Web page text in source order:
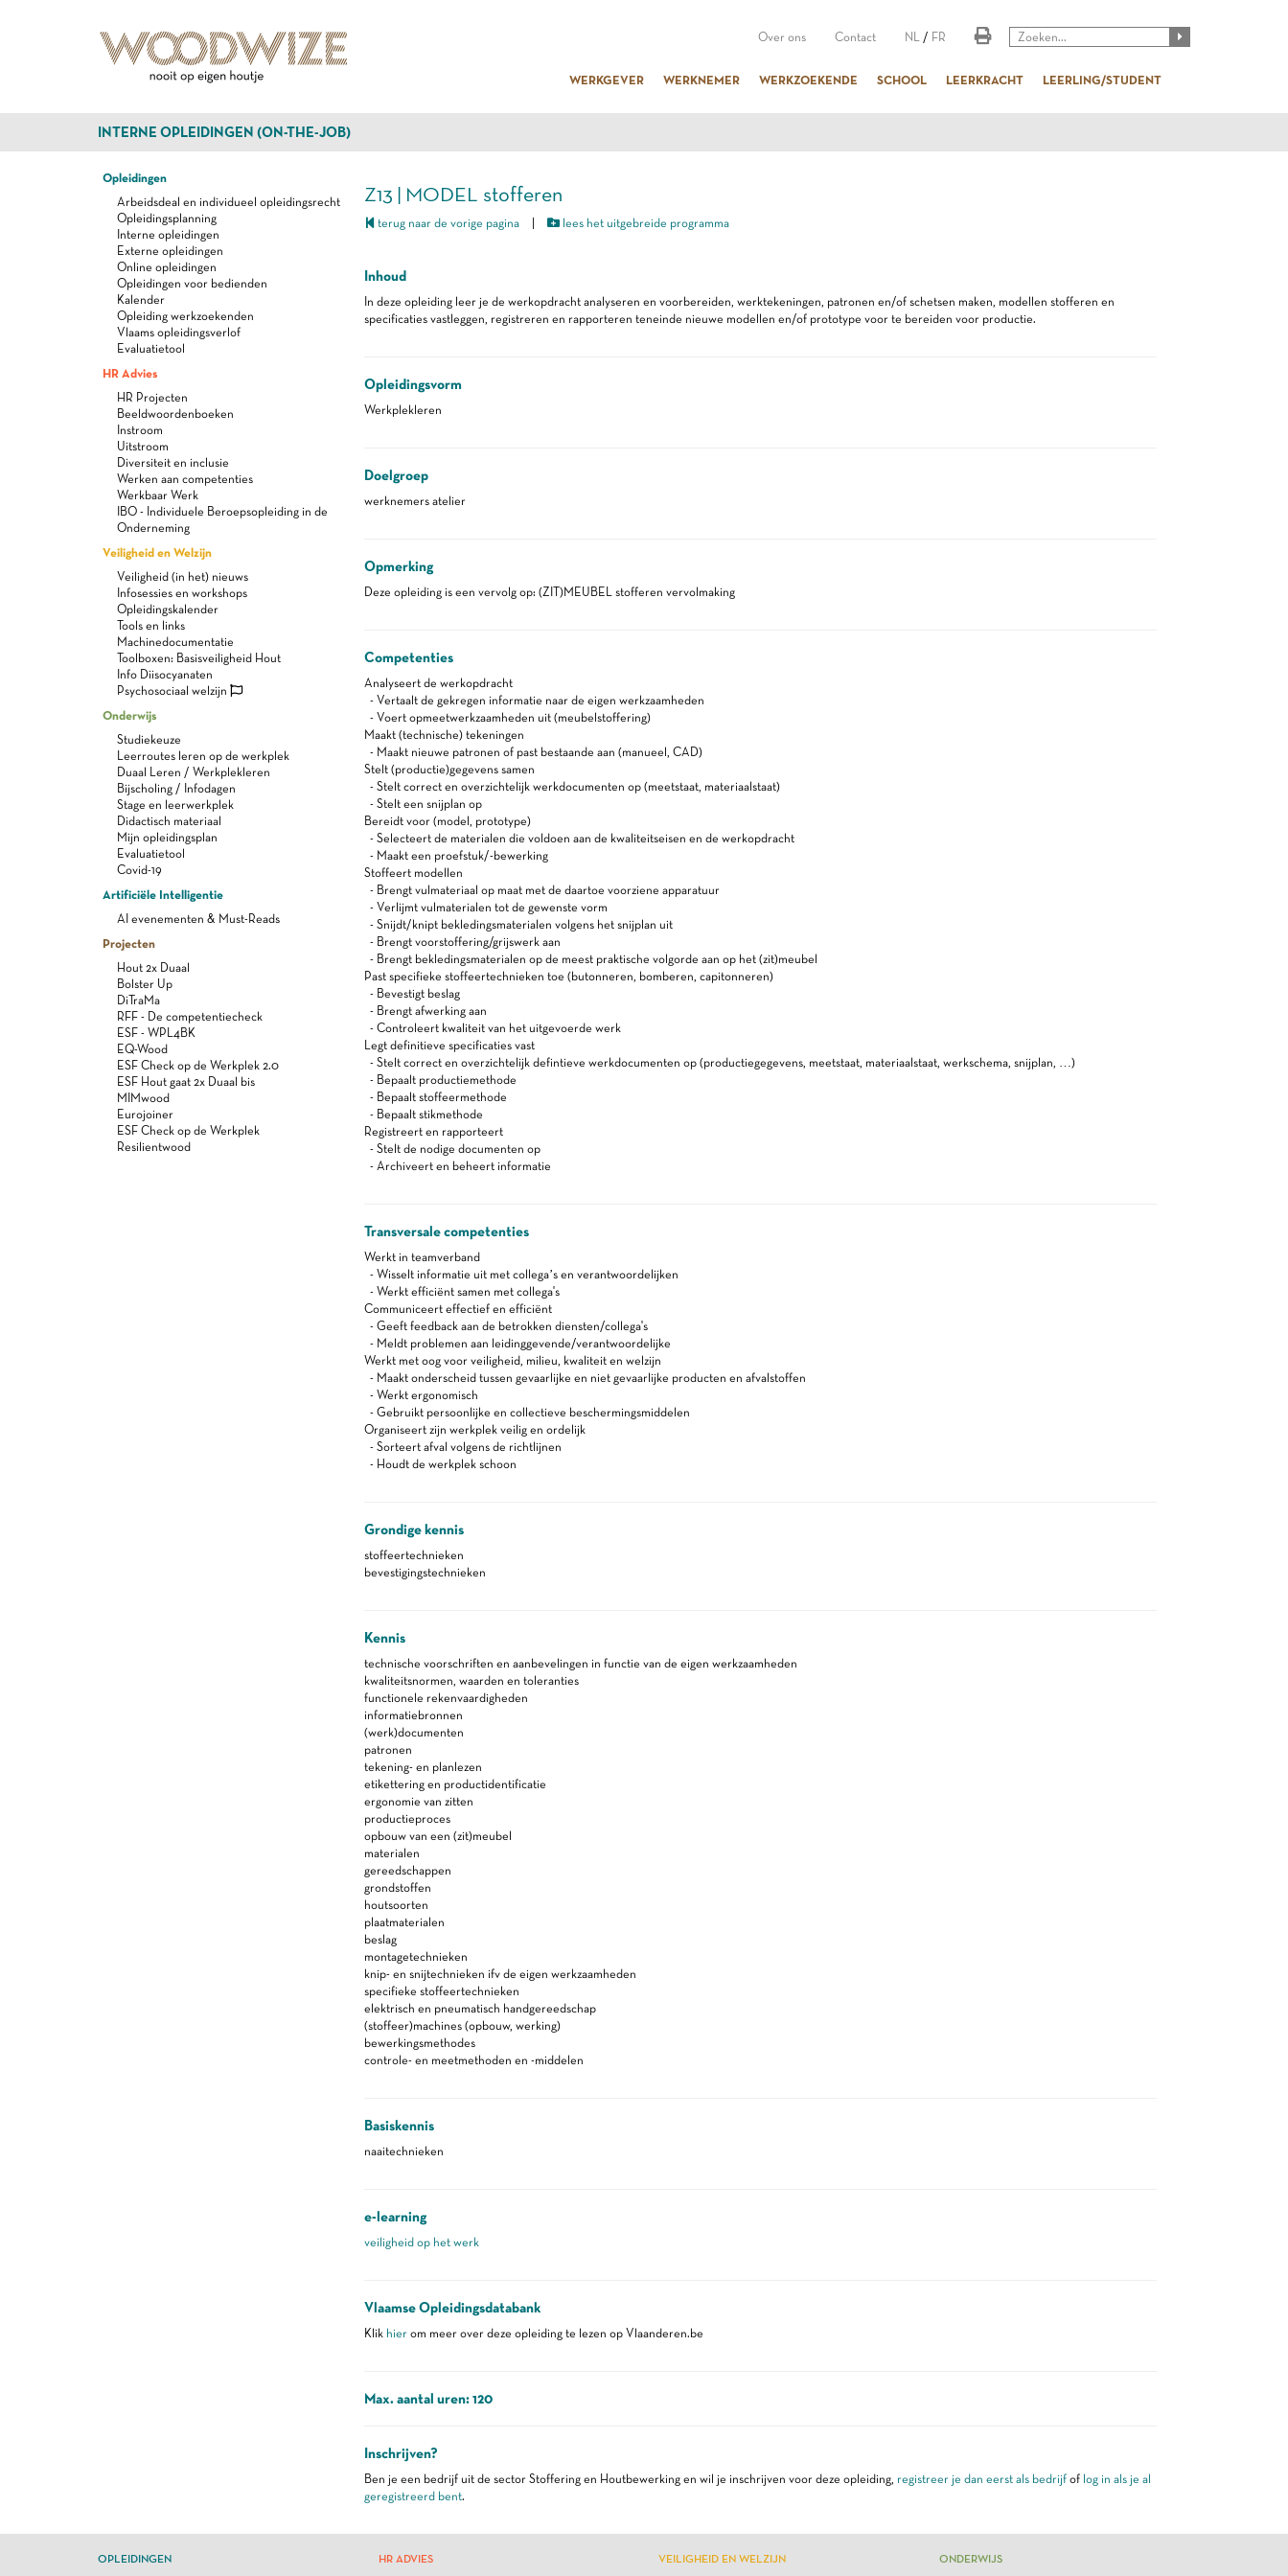
Over ons Contact NL / FR
WERKGEVER WERKNEMER WERKZOEKENDE SCHOOL LEERKRACHT LEERLING/STUDENT
INTERNE OPLEIDINGEN (ON-THE-JOB)
Opleidingen
Arbeidsdeal en individueel opleidingsrecht
Opleidingsplanning
Interne opleidingen
Externe opleidingen
Online opleidingen
Opleidingen voor bedienden
Kalender
Opleiding werkzoekenden
Vlaams opleidingsverlof
Evaluatietool
HR Advies
HR Projecten
Beeldwoordenboeken
Instroom
Uitstroom
Diversiteit en inclusie
Werken aan competenties
Werkbaar Werk
IBO - Individuele Beroepsopleiding in de
Onderneming
Veiligheid en Welzijn
Veiligheid (in het) nieuws
Infosessies en workshops
Opleidingskalender
Tools en links
Machinedocumentatie
Toolboxen: Basisveiligheid Hout
Info Diisocyanaten
Psychosociaal welzijn
Onderwijs
Studiekeuze
Leerroutes leren op de werkplek
Duaal Leren / Werkplekleren
Bijscholing / Infodagen
Stage en leerwerkplek
Didactisch materiaal
Mijn opleidingsplan
Evaluatietool
Covid-19
Artificiële Intelligentie
AI evenementen & Must-Reads
Projecten
Hout 2x Duaal
Bolster Up
DiTraMa
RFF - De competentiecheck
ESF - WPL4BK
EQ-Wood
ESF Check op de Werkplek 2.0
ESF Hout gaat 2x Duaal bis
MIMwood
Eurojoiner
ESF Check op de Werkplek
Resilientwood
Z13 | MODEL stofferen
terug naar de vorige pagina| lees het uitgebreide programma
Inhoud
In deze opleiding leer je de werkopdracht analyseren en voorbereiden, werktekeningen, patronen en/of schetsen maken, modellen stofferen en
specificaties vastleggen, registreren en rapporteren teneinde nieuwe modellen en/of prototype voor te bereiden voor productie.
Opleidingsvorm
Werkplekleren
Doelgroep
werknemers atelier
Opmerking
Deze opleiding is een vervolg op: (ZIT)MEUBEL stofferen vervolmaking
Competenties
Analyseert de werkopdracht
- Vertaalt de gekregen informatie naar de eigen werkzaamheden
- Voert opmeetwerkzaamheden uit (meubelstoffering)
Maakt (technische) tekeningen
- Maakt nieuwe patronen of past bestaande aan (manueel, CAD)
Stelt (productie)gegevens samen
- Stelt correct en overzichtelijk werkdocumenten op (meetstaat, materiaalstaat)
- Stelt een snijplan op
Bereidt voor (model, prototype)
- Selecteert de materialen die voldoen aan de kwaliteitseisen en de werkopdracht
- Maakt een proefstuk/-bewerking
Stoffeert modellen
- Brengt vulmateriaal op maat met de daartoe voorziene apparatuur
- Verlijmt vulmaterialen tot de gewenste vorm
- Snijdt/knipt bekledingsmaterialen volgens het snijplan uit
- Brengt voorstoffering/grijswerk aan
- Brengt bekledingsmaterialen op de meest praktische volgorde aan op het (zit)meubel
Past specifieke stoffeertechnieken toe (butonneren, bomberen, capitonneren)
- Bevestigt beslag
- Brengt afwerking aan
- Controleert kwaliteit van het uitgevoerde werk
Legt definitieve specificaties vast
- Stelt correct en overzichtelijk defintieve werkdocumenten op (productiegegevens, meetstaat, materiaalstaat, werkschema, snijplan, …)
- Bepaalt productiemethode
- Bepaalt stoffeermethode
- Bepaalt stikmethode
Registreert en rapporteert
- Stelt de nodige documenten op
- Archiveert en beheert informatie
Transversale competenties
Werkt in teamverband
- Wisselt informatie uit met collega’s en verantwoordelijken
- Werkt efficiënt samen met collega's
Communiceert effectief en efficiënt
- Geeft feedback aan de betrokken diensten/collega's
- Meldt problemen aan leidinggevende/verantwoordelijke
Werkt met oog voor veiligheid, milieu, kwaliteit en welzijn
- Maakt onderscheid tussen gevaarlijke en niet gevaarlijke producten en afvalstoffen
- Werkt ergonomisch
- Gebruikt persoonlijke en collectieve beschermingsmiddelen
Organiseert zijn werkplek veilig en ordelijk
- Sorteert afval volgens de richtlijnen
- Houdt de werkplek schoon
Grondige kennis
stoffeertechnieken
bevestigingstechnieken
Kennis
technische voorschriften en aanbevelingen in functie van de eigen werkzaamheden
kwaliteitsnormen, waarden en toleranties
functionele rekenvaardigheden
informatiebronnen
(werk)documenten
patronen
tekening- en planlezen
etikettering en productidentificatie
ergonomie van zitten
productieproces
opbouw van een (zit)meubel
materialen
gereedschappen
grondstoffen
houtsoorten
plaatmaterialen
beslag
montagetechnieken
knip- en snijtechnieken ifv de eigen werkzaamheden
specifieke stoffeertechnieken
elektrisch en pneumatisch handgereedschap
(stoffeer)machines (opbouw, werking)
bewerkingsmethodes
controle- en meetmethoden en -middelen
Basiskennis
naaitechnieken
e-learning
veiligheid op het werk
Vlaamse Opleidingsdatabank
Klik hierom meer over deze opleiding te lezen op Vlaanderen.be
Max. aantal uren: 120
Inschrijven?
Ben je een bedrijf uit de sector Stoffering en Houtbewerking en wil je inschrijven voor deze opleiding, registreer je dan eerst als bedrijfof log in als je al
geregistreerd bent.
OPLEIDINGEN HR ADVIES VEILIGHEID EN WELZIJN ONDERWIJS